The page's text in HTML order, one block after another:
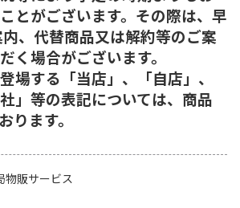
とがございます。その際は、早
、代替商品又は解約等のご案
く場合がございます。
場する「当店」、「自店」、
」等の表記については、商品
ります。
物販サービス